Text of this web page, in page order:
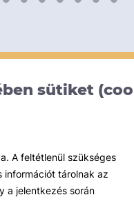
sütiket
A feltétlenül szükséges
információt tárolnak az
a jelentkezés során